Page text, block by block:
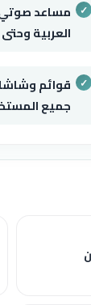
مساعد صوتي
العربية وحتى ChatGPT
قوائم
جميع